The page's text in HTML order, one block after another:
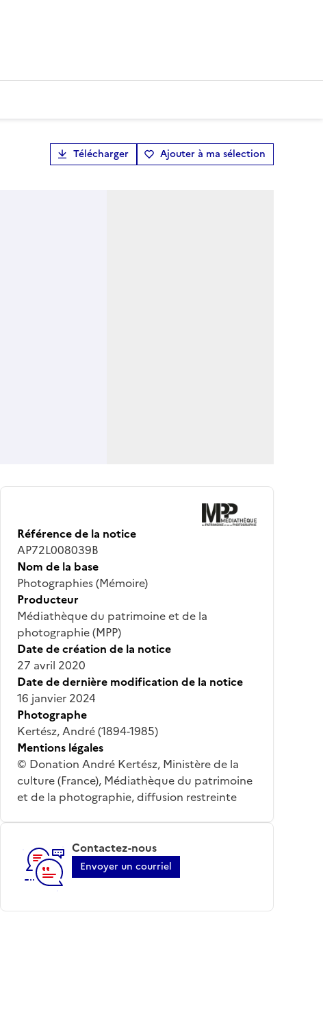
Télécharger Ajouter à ma sélection
Référence de la notice
AP72L008039B
Nom de la base
Photographies (Mémoire)
Producteur
Médiathèque du patrimoine et de la
photographie (MPP)
Date de création de la notice
27 avril 2020
Date de dernière modification de la notice
16 janvier 2024
Photographe
Kertész, André (1894-1985)
Mentions légales
© Donation André Kertész, Ministère de la
culture (France), Médiathèque du patrimoine
et de la photographie, diffusion restreinte
Contactez-nous
Envoyer un courriel